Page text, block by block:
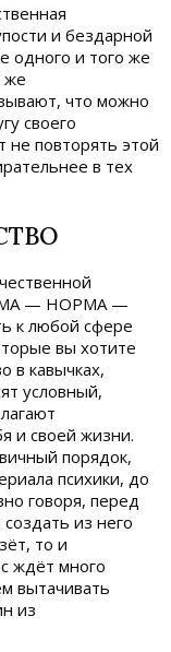
и бездарной
одного и того же
же
что можно
своего
не повторять этой
в тех
ЯМА — НОРМА —
к любой сфере
вы хотите
в кавычках,
условный,
и своей жизни.
порядок,
психики, до
говоря, перед
из него
то и
ждёт много
вытачивать
из